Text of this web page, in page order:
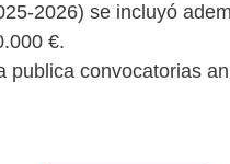
2026) se incluyó
€.
publica convocatorias